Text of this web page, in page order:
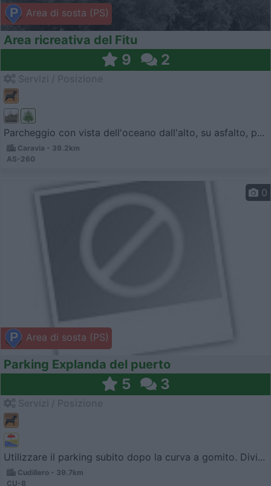
Area di sosta (PS)
Area ricreativa del Fitu
9 2
Parcheggio con vista dell'oceano dall'alto, su asfalto, p...
Caravia - 39.2km
AS-260
Area di sosta (PS)
0
Parking Explanda del puerto
5 3
Utilizzare il parking subito dopo la curva a gomito. Divi...
Cudillero - 39.7km
CU-8